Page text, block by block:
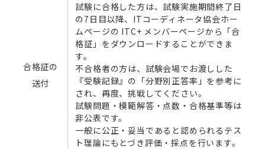
合格証の
送付
試験に合格した方は、試験実施期間終了日
の7日目以降、ITコーディネータ協会ホー
ムページの ITC+ メンバーページから「合
格証」をダウンロードすることができま
す。
不合格者の方は、試験会場でお渡しした
『受験記録』の「分野別正答率」を参考に
され、再度、挑戦してください。
試験問題・模範解答・点数・合格基準等は
非公表です。
一般に公正・妥当であると認められるテス
ト理論にもとづき評価・採点を行います。